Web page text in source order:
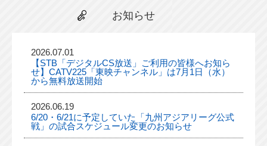
お知らせ
2026.07.01
【STB「デジタルCS放送」ご利用の皆様へお知ら
せ】CATV225「東映チャンネル」は7月1日（水）
から無料放送開始
2026.06.19
6/20・6/21に予定していた「九州アジアリーグ公式
戦」の試合スケジュール変更のお知らせ